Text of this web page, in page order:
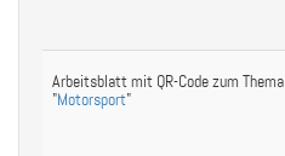
Arbeitsblatt mit QR-Code zum Thema
"Motorsport"